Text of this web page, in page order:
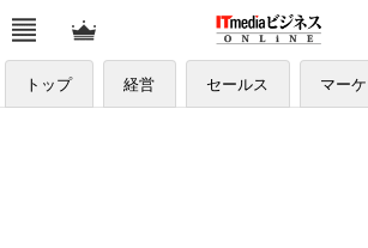
トップ 経営 セールス マーケ